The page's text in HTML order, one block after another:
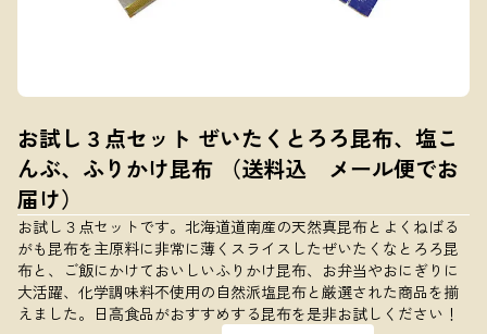
お試し３点セット ぜいたくとろろ昆布、塩こ
んぶ、ふりかけ昆布 （送料込 メール便でお
届け）
お試し３点セットです。北海道道南産の天然真昆布とよくねばる
がも昆布を主原料に非常に薄くスライスしたぜいたくなとろろ昆
布と、ご飯にかけておいしいふりかけ昆布、お弁当やおにぎりに
大活躍、化学調味料不使用の自然派塩昆布と厳選された商品を揃
えました。日高食品がおすすめする昆布を是非お試しください！